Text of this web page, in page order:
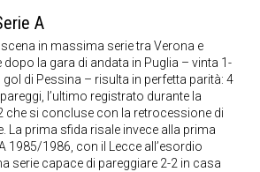
A
in massima serie tra Verona e
dopo la gara di andata in Puglia – vinta 1-
di Pessina – risulta in perfetta parità: 4
l’ultimo registrato durante la
che si concluse con la retrocessione di
La prima sfida risale invece alla prima
1985/1986, con il Lecce all’esordio
serie capace di pareggiare 2-2 in casa